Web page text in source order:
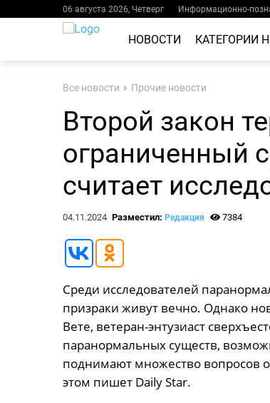
06 августа 2026, Четверг Информационно-
НОВОСТИ КАТЕГОРИИ
Все новости Прочие новости
Второй закон
ограниченный
считает
04.11.2024 Разместил: Редакция 7384
Среди исследователей
призраки живут вечно. Однако
Вете, ветеран-энтузиаст
паранормальных существ,
поднимают множество вопросов
этом пишет Daily Star.